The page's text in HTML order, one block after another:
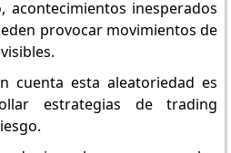
acontecimientos inesperados
provocar movimientos de
cuenta esta aleatoriedad es
estrategias de trading